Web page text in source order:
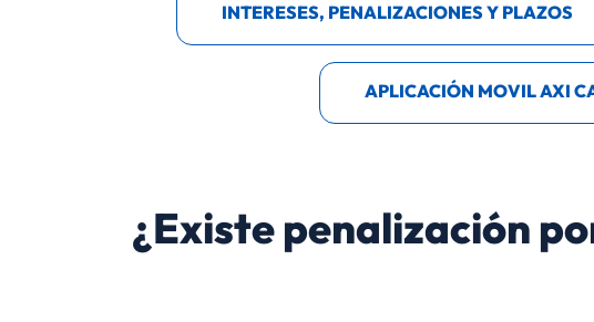
INTERESES, PENALIZACIONES Y PLAZOS
APLICACIÓN MOVIL AXI
¿Existe penalización